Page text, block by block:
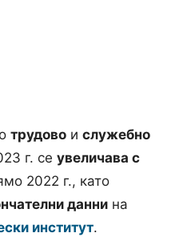
трудово и служебно
г. се увеличава с
2022 г., като
данни на
институт.